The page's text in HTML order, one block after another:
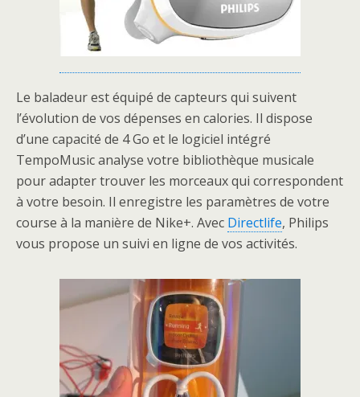
Le baladeur est équipé de capteurs qui suivent
l’évolution de vos dépenses en calories. Il dispose
d’une capacité de 4 Go et le logiciel intégré
TempoMusic analyse votre bibliothèque musicale
pour adapter trouver les morceaux qui correspondent
à votre besoin. Il enregistre les paramètres de votre
course à la manière de Nike+. Avec Directlife, Philips
vous propose un suivi en ligne de vos activités.